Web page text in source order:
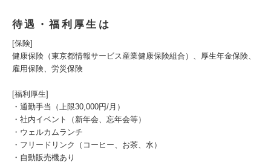
待遇・福利厚生は
[保険]
健康保険（東京都情報サービス産業健康保険組合）、厚生年金保険、
雇用保険、労災保険
[福利厚生]
・通勤手当（上限30,000円/月）
・社内イベント（新年会、忘年会等）
・ウェルカムランチ
・フリードリンク（コーヒー、お茶、水）
・自動販売機あり